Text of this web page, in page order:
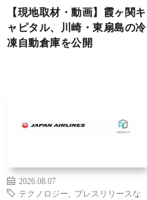
【現地取材・動画】霞ヶ関キ
ャピタル、川崎・東扇島の冷
凍自動倉庫を公開
2026.08.07
テクノロジー
プレスリリースな